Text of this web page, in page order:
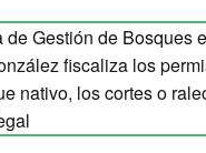
de Gestión de Bosques
fiscaliza los
nativo, los cortes o